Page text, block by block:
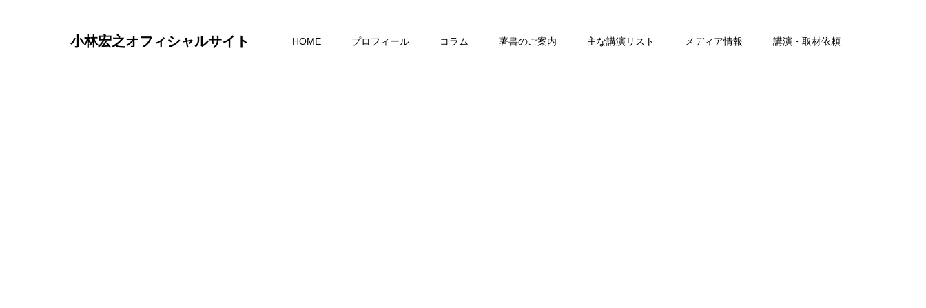
小林宏之オフィシャルサイト HOME プロフィール コラム 著書のご案内 主な講演リスト メディア情報 講演・取材依頼